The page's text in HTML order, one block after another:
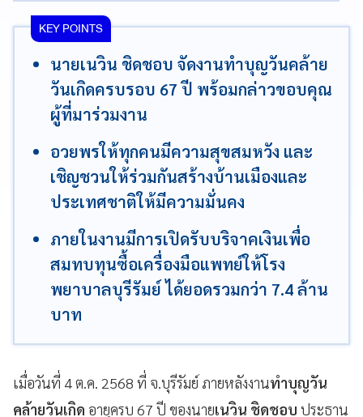
KEY POINTS
นายเนวิน ชิดชอบ จัดงานทำบุญวันคล้าย
วันเกิดครบรอบ 67 ปี พร้อมกล่าวขอบคุณ
ผู้ที่มาร่วมงาน
อวยพรให้ทุกคนมีความสุขสมหวัง และ
เชิญชวนให้ร่วมกันสร้างบ้านเมืองและ
ประเทศชาติให้มีความมั่นคง
ภายในงานมีการเปิดรับบริจาคเงินเพื่อ
สมทบทุนซื้อเครื่องมือแพทย์ให้โรง
พยาบาลบุรีรัมย์ ได้ยอดรวมกว่า 7.4 ล้าน
บาท
เมื่อวันที่ 4 ต.ค. 2568 ที่ จ.บุรีรัมย์ ภายหลังงานทำบุญวัน
คล้ายวันเกิด อายุครบ 67 ปี ของนายเนวิน ชิดชอบ ประธาน